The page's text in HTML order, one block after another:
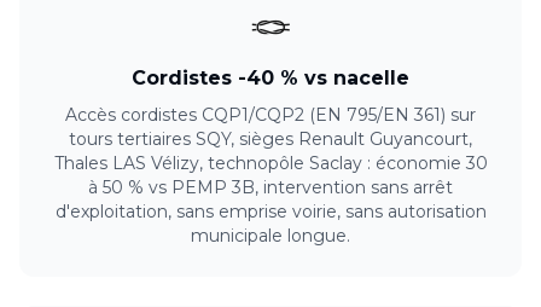
🪢
Cordistes -40 % vs nacelle
Accès cordistes CQP1/CQP2 (EN 795/EN 361) sur
tours tertiaires SQY, sièges Renault Guyancourt,
Thales LAS Vélizy, technopôle Saclay : économie 30
à 50 % vs PEMP 3B, intervention sans arrêt
d'exploitation, sans emprise voirie, sans autorisation
municipale longue.